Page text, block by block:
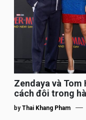
Zendaya và
cách đôi trong
by Thai Khang Pham